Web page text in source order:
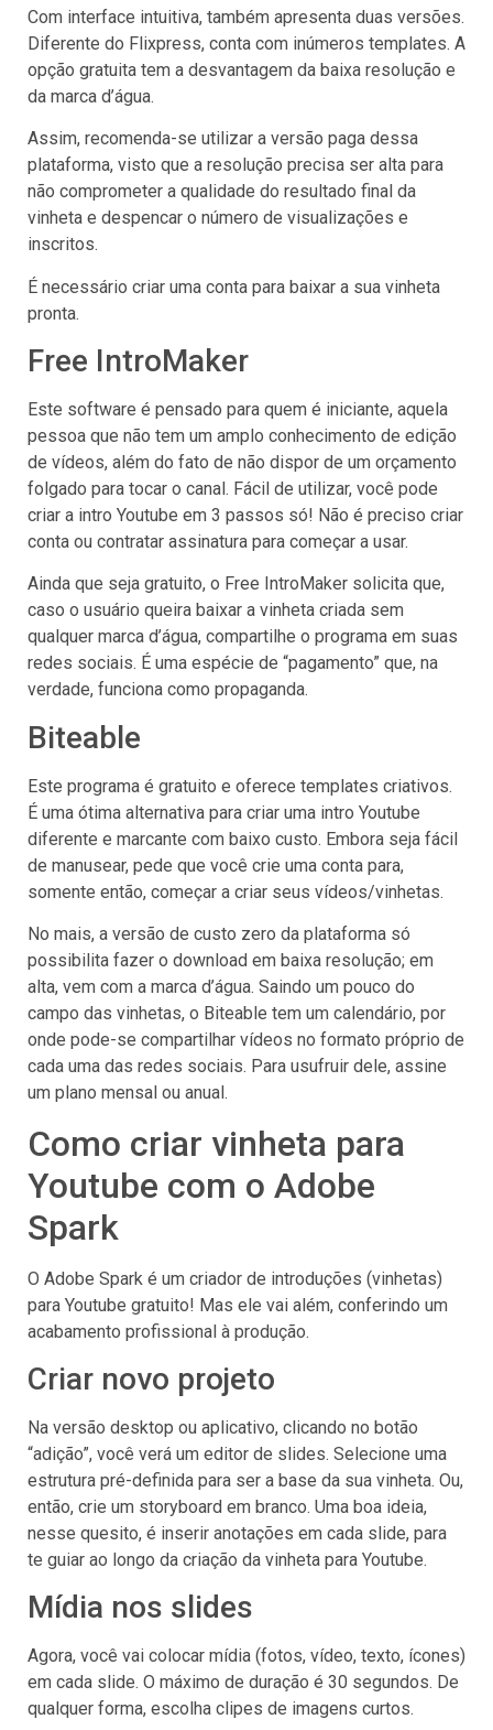
Com interface intuitiva, também apresenta duas versões.
Diferente do Flixpress, conta com inúmeros templates. A
opção gratuita tem a desvantagem da baixa resolução e
da marca d’água.
Assim, recomenda-se utilizar a versão paga dessa
plataforma, visto que a resolução precisa ser alta para
não comprometer a qualidade do resultado final da
vinheta e despencar o número de visualizações e
inscritos.
É necessário criar uma conta para baixar a sua vinheta
pronta.
Free IntroMaker
Este software é pensado para quem é iniciante, aquela
pessoa que não tem um amplo conhecimento de edição
de vídeos, além do fato de não dispor de um orçamento
folgado para tocar o canal. Fácil de utilizar, você pode
criar a intro Youtube em 3 passos só! Não é preciso criar
conta ou contratar assinatura para começar a usar.
Ainda que seja gratuito, o Free IntroMaker solicita que,
caso o usuário queira baixar a vinheta criada sem
qualquer marca d’água, compartilhe o programa em suas
redes sociais. É uma espécie de “pagamento” que, na
verdade, funciona como propaganda.
Biteable
Este programa é gratuito e oferece templates criativos.
É uma ótima alternativa para criar uma intro Youtube
diferente e marcante com baixo custo. Embora seja fácil
de manusear, pede que você crie uma conta para,
somente então, começar a criar seus vídeos/vinhetas.
No mais, a versão de custo zero da plataforma só
possibilita fazer o download em baixa resolução; em
alta, vem com a marca d’água. Saindo um pouco do
campo das vinhetas, o Biteable tem um calendário, por
onde pode-se compartilhar vídeos no formato próprio de
cada uma das redes sociais. Para usufruir dele, assine
um plano mensal ou anual.
Como criar vinheta para
Youtube com o Adobe
Spark
O Adobe Spark é um criador de introduções (vinhetas)
para Youtube gratuito! Mas ele vai além, conferindo um
acabamento profissional à produção.
Criar novo projeto
Na versão desktop ou aplicativo, clicando no botão
“adição”, você verá um editor de slides. Selecione uma
estrutura pré-definida para ser a base da sua vinheta. Ou,
então, crie um storyboard em branco. Uma boa ideia,
nesse quesito, é inserir anotações em cada slide, para
te guiar ao longo da criação da vinheta para Youtube.
Mídia nos slides
Agora, você vai colocar mídia (fotos, vídeo, texto, ícones)
em cada slide. O máximo de duração é 30 segundos. De
qualquer forma, escolha clipes de imagens curtos.